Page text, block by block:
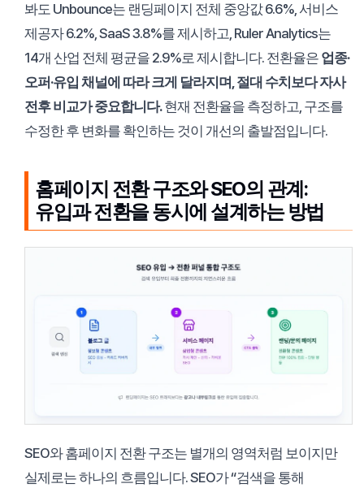
봐도 Unbounce는 랜딩페이지 전체 중앙값 6.6%, 서비스
제공자 6.2%, SaaS 3.8%를 제시하고, Ruler Analytics는
14개 산업 전체 평균을 2.9%로 제시합니다. 전환율은 업종·
오퍼·유입 채널에 따라 크게 달라지며, 절대 수치보다 자사
전후 비교가 중요합니다.현재 전환율을 측정하고, 구조를
수정한 후 변화를 확인하는 것이 개선의 출발점입니다.
홈페이지 전환 구조와 SEO의 관계:
유입과 전환을 동시에 설계하는 방법
SEO와 홈페이지 전환 구조는 별개의 영역처럼 보이지만
실제로는 하나의 흐름입니다. SEO가 “검색을 통해